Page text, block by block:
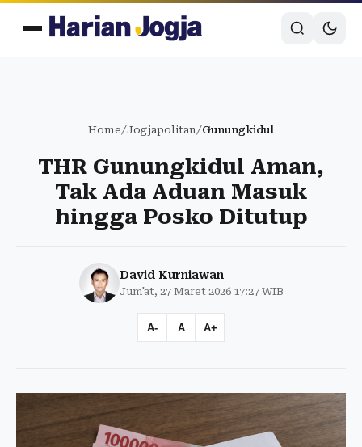
Home/Jogjapolitan/Gunungkidul
THR Gunungkidul Aman,
Tak Ada Aduan Masuk
hingga Posko Ditutup
David Kurniawan
Jum'at, 27 Maret 2026 17:27 WIB
A- A A+